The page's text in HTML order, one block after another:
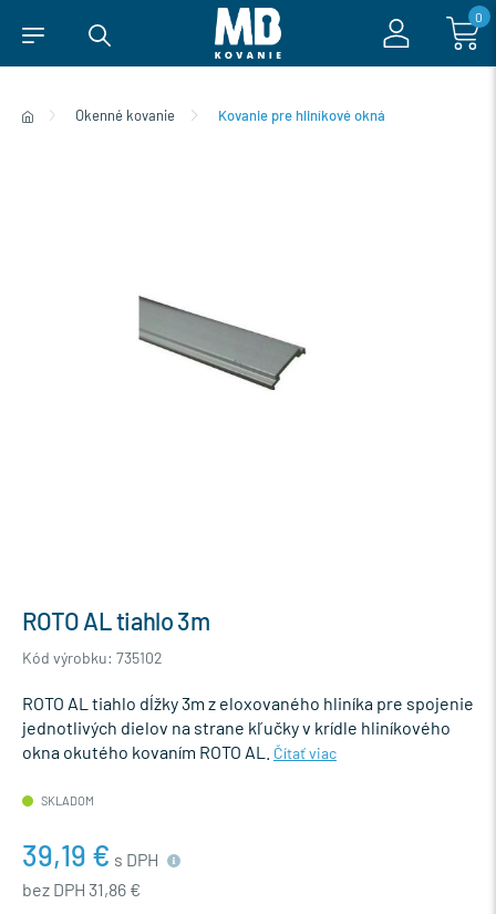
0
Okenné kovanie Kovanie pre hliníkové okná
ROTO AL tiahlo 3m
Kód výrobku: 735102
ROTO AL tiahlo dĺžky 3m z eloxovaného hliníka pre spojenie
jednotlivých dielov na strane kľučky v krídle hliníkového
okna okutého kovaním ROTO AL.
Čítať viac
SKLADOM
39,19 € s DPH
bez DPH 31,86 €